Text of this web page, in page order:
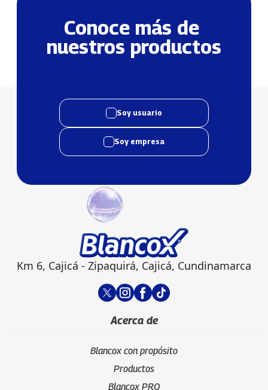
Conoce más de
nuestros productos
Soy usuario
Soy empresa
Km 6, Cajicá - Zipaquirá, Cajicá, Cundinamarca
Acerca de
Blancox con propósito
Productos
Blancox PRO